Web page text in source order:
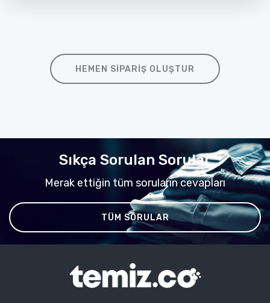
HEMEN SIPARIŞ OLUŞTUR
Sıkça Sorulan Sorular
Merak ettiğin tüm soruların cevapları
TÜM SORULAR